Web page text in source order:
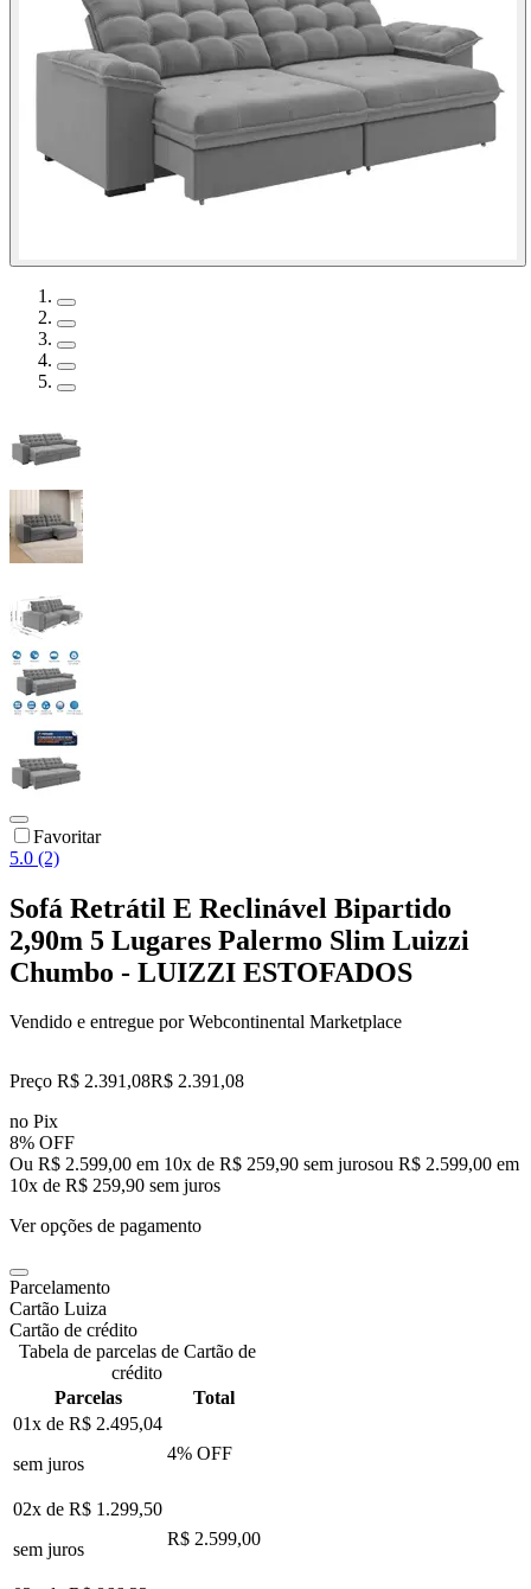
Favoritar
5.0 (2)
Sofá Retrátil E Reclinável Bipartido
2,90m 5 Lugares Palermo Slim Luizzi
Chumbo - LUIZZI ESTOFADOS
Vendido e entregue por Webcontinental Marketplace
Preço R$ 2.391,08R$ 2.391,08
no Pix
8% OFF
Ou R$ 2.599,00 em 10x de R$ 259,90 sem jurosou R$ 2.599,00 em
10x de R$ 259,90 sem juros
Ver opções de pagamento
Parcelamento
Cartão Luiza
Cartão de crédito
Tabela de parcelas de Cartão de
crédito
Parcelas
Total
01x de R$ 2.495,04
sem juros
4% OFF
02x de R$ 1.299,50
sem juros
R$ 2.599,00